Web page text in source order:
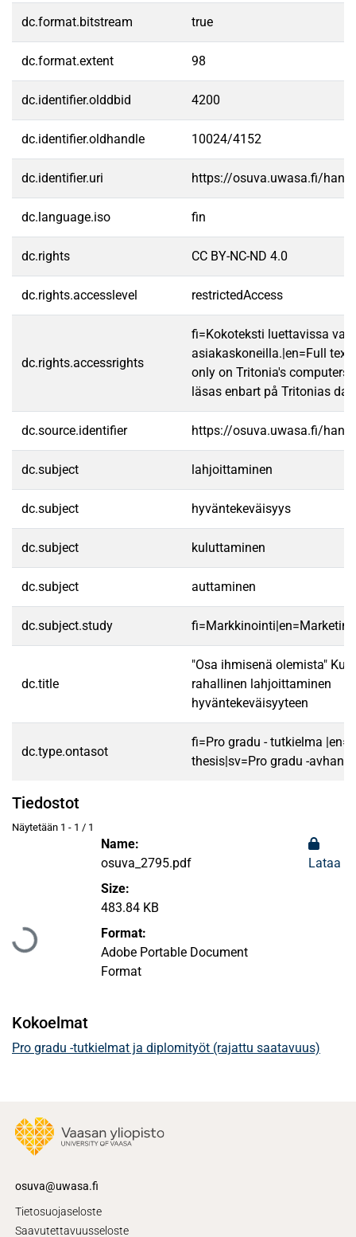
dc.format.bitstream true
dc.format.extent 98
dc.identifier.olddbid 4200
dc.identifier.oldhandle 10024/4152
dc.identifier.uri https://osuva.uwasa.fi/
dc.language.iso fin
dc.rights CC BY-NC-ND 4.0
dc.rights.accesslevel restrictedAccess
dc.rights.accessrights
fi=Kokoteksti luettavissa
asiakaskoneilla.|en=Full text
only on Tritonia's
läsas enbart på Tritonias
dc.source.identifier https://osuva.uwasa.fi/
dc.subject lahjoittaminen
dc.subject hyväntekeväisyys
dc.subject kuluttaminen
dc.subject auttaminen
dc.subject.study
dc.title
"Osa ihmisenä olemista"
rahallinen lahjoittaminen
hyväntekeväisyyteen
dc.type.ontasot
fi=Pro gradu - tutkielma
thesis|sv=Pro gradu -
Tiedostot
Näytetään 1 - 1 / 1
Ladataan...
Name:
osuva_2795.pdf
Size:
483.84 KB
Format:
Adobe Portable Document
Format
Lataa
Kokoelmat
Pro gradu -tutkielmat ja diplomityöt (rajattu saatavuus)
osuva@uwasa.fi
Tietosuojaseloste
Saavutettavuusseloste